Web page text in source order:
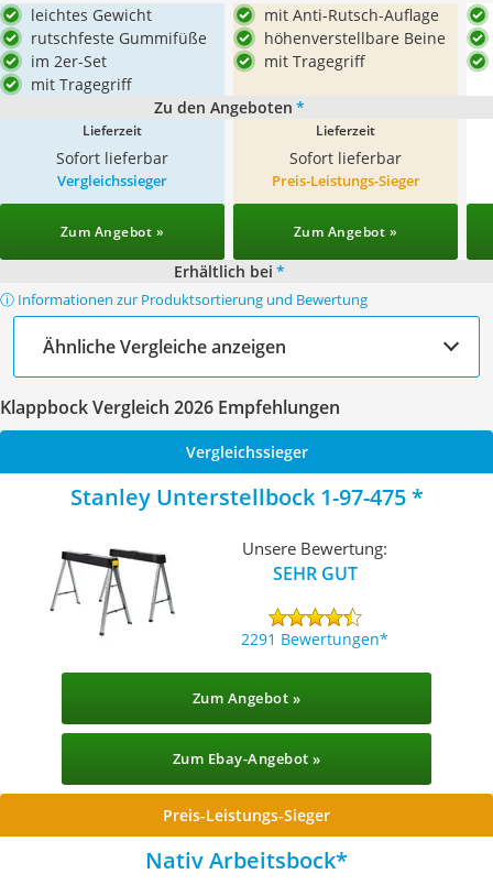
leichtes Gewicht
rutschfeste Gummifüße
im 2er-Set
mit Tragegriff
mit Anti-Rutsch-Auflage
höhenverstellbare Beine
mit Tragegriff
Zu den Angeboten *
Lieferzeit
Sofort lieferbar
Lieferzeit
Sofort lieferbar
Vergleichssieger
Zum Angebot »
Preis-Leistungs-Sieger
Zum Angebot »
Erhältlich bei *
ⓘ Informationen zur Produktsortierung und Bewertung
Ähnliche Vergleiche anzeigen
Klappbock Vergleich 2026 Empfehlungen
Vergleichssieger
Stanley Unterstellbock 1-97-475
Unsere Bewertung:
SEHR GUT
2291 Bewertungen
Zum Angebot »
Zum Ebay-Angebot »
Preis-Leistungs-Sieger
Nativ Arbeitsbock